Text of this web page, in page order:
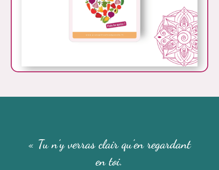
« Tu n’y verras clair qu’en regardant
en toi.